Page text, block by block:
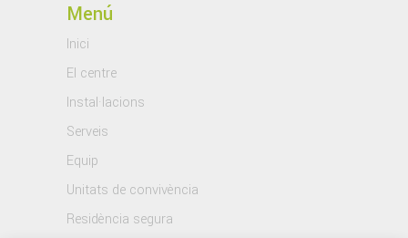
Menú
Inici
El centre
Instal·lacions
Serveis
Equip
Unitats de convivència
Residència segura